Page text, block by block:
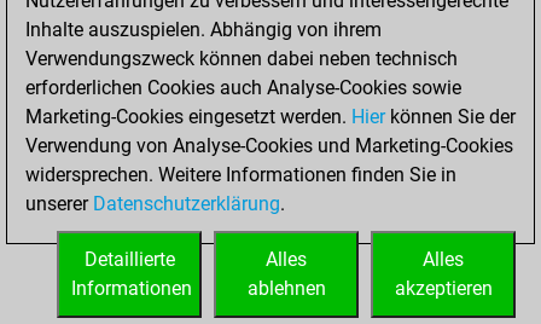
Erstickte Matts
Unterverwandlungen
Türme auf der siebten
0
STARTSEITE
Inhalte auszuspielen. Abhängig von ihrem
Verwendungszweck können dabei neben technisch
erforderlichen Cookies auch Analyse-Cookies sowie
Marketing-Cookies eingesetzt werden. Hierkönnen Sie der
Verwendung von Analyse-Cookies und Marketing-Cookies
widersprechen. Weitere Informationen finden Sie in
unserer Datenschutzerklärung.
Alles
akzeptieren
Alles
ablehnen
Detaillierte
Informationen